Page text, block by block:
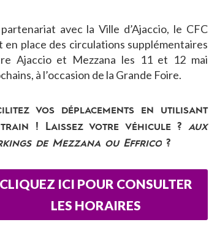
avec la Ville d’Ajaccio, le CFC
en place des circulations supplémentaires
Ajaccio et Mezzana les 11 et 12 mai
à l’occasion de la Grande Foire.
vos déplacements en utilisant
! Laissez votre véhicule?aux
de Mezzana ou Effrico ?️
CLIQUEZ ICI POUR CONSULTER
LES HORAIRES